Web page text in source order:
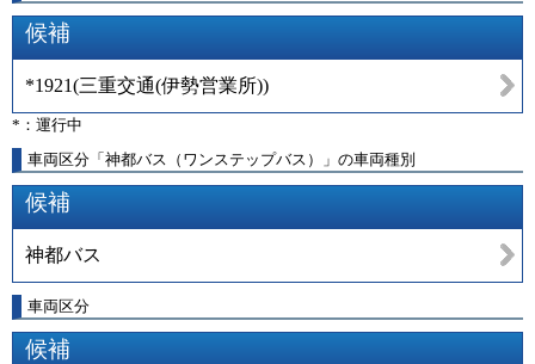
候補
*1921(三重交通(伊勢営業所))
*：運行中
車両区分「神都バス（ワンステップバス）」の車両種別
候補
神都バス
車両区分
候補